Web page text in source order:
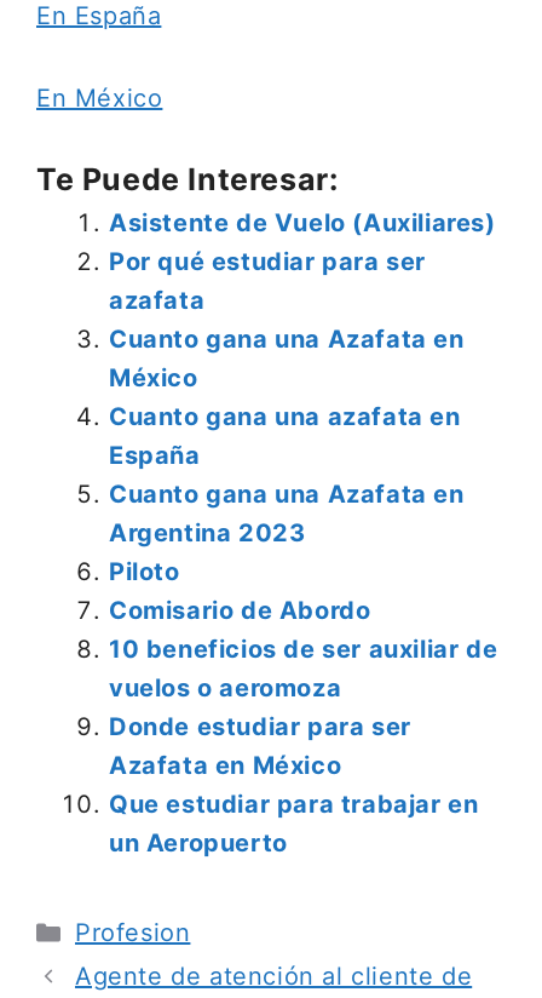
En España
En México
Te Puede Interesar:
Asistente de Vuelo (Auxiliares)
Por qué estudiar para ser
azafata
Cuanto gana una Azafata en
México
Cuanto gana una azafata en
España
Cuanto gana una Azafata en
Argentina 2023
Piloto
Comisario de Abordo
10 beneficios de ser auxiliar de
vuelos o aeromoza
Donde estudiar para ser
Azafata en México
Que estudiar para trabajar en
un Aeropuerto
Categorías
Profesion
Agente de atención al cliente de